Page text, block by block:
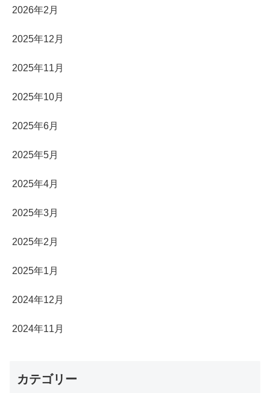
2026年2月
2025年12月
2025年11月
2025年10月
2025年6月
2025年5月
2025年4月
2025年3月
2025年2月
2025年1月
2024年12月
2024年11月
カテゴリー